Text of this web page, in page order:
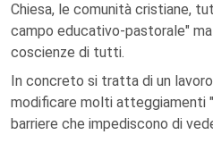
Chiesa, le comunità cristiane,
campo educativo-pastorale"
coscienze di tutti.
In concreto si tratta di un
modificare molti atteggiamenti
barriere che impediscono di